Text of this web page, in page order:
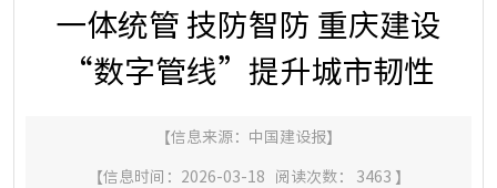
一体统管 技防智防 重庆建设
“数字管线”提升城市韧性
【信息来源： 中国建设报】
【信息时间：2026-03-18 阅读次数： 3463 】